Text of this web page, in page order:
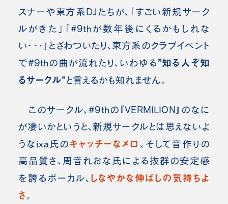
スナーや東方系DJたちが、「すごい新規サーク
ルがきた」「#9thが数年後にくるかもしれな
い・・・」とざわついたり、東方系のクラブイベント
で#9thの曲が流れたり、いわゆる ”知る人ぞ知
るサークル”と言えるかも知れません。
このサークル、#9thの『VERMILION』のなに
が凄いかというと、新規サークルとは思えないよ
うなixa氏のキャッチーなメロ 、そして音作りの
高品質さ、周音れおな氏による抜群の安定感
を誇るボーカル、 しなやかな伸ばしの気持ちよ
さ。